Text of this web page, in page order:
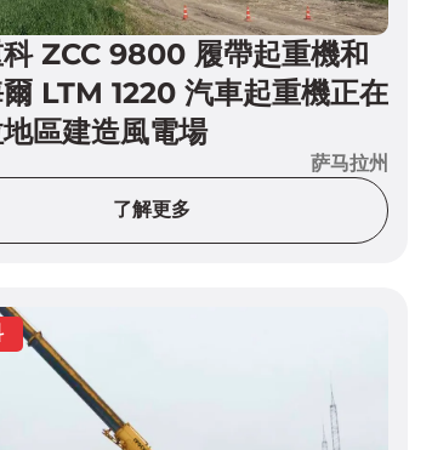
ZCC 9800 履帶起重機和
LTM 1220 汽車起重機正在
區建造風電場
萨马拉州
了解更多